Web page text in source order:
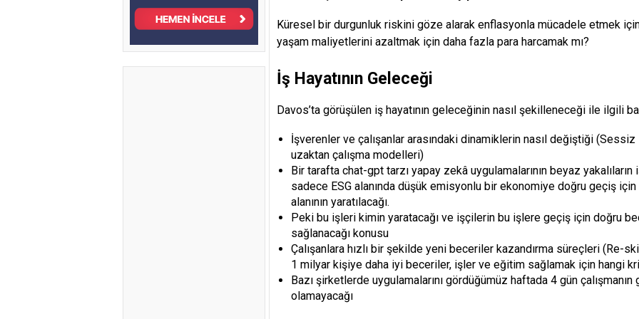
Küresel bir durgunluk riskini göze alarak enflasyonla mücadele etmek
yaşam maliyetlerini azaltmak için daha fazla para harcamak mı?
İş Hayatının Geleceği
Davos’ta görüşülen iş hayatının geleceğinin nasıl şekilleneceği ile ilgili
İşverenler ve çalışanlar arasındaki dinamiklerin nasıl değiştiği
uzaktan çalışma modelleri)
Bir tarafta chat-gpt tarzı yapay zekâ uygulamalarının beyaz
sadece ESG alanında düşük emisyonlu bir ekonomiye doğru geçiş
alanının yaratılacağı.
Peki bu işleri kimin yaratacağı ve işçilerin bu işlere geçiş için doğru
sağlanacağı konusu
Çalışanlara hızlı bir şekilde yeni beceriler kazandırma süreçleri (Re-
1 milyar kişiye daha iyi beceriler, işler ve eğitim sağlamak için hangi
Bazı şirketlerde uygulamalarını gördüğümüz haftada 4 gün çalışmanın
olamayacağı